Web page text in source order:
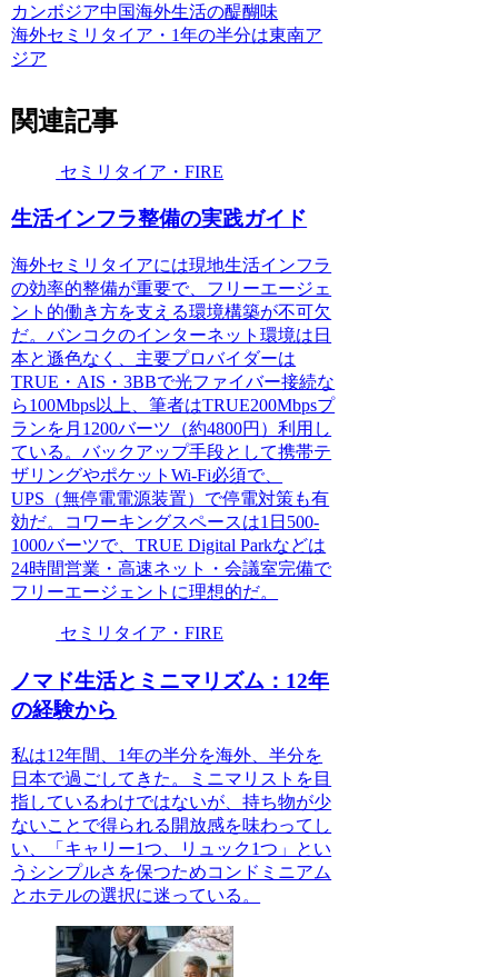
カンボジア中国海外生活の醍醐味
海外セミリタイア・1年の半分は東南ア
ジア
関連記事
セミリタイア・FIRE
生活インフラ整備の実践ガイド
海外セミリタイアには現地生活インフラ
の効率的整備が重要で、フリーエージェ
ント的働き方を支える環境構築が不可欠
だ。バンコクのインターネット環境は日
本と遜色なく、主要プロバイダーは
TRUE・AIS・3BBで光ファイバー接続な
ら100Mbps以上、筆者はTRUE200Mbpsプ
ランを月1200バーツ（約4800円）利用し
ている。バックアップ手段として携帯テ
ザリングやポケットWi-Fi必須で、
UPS（無停電電源装置）で停電対策も有
効だ。コワーキングスペースは1日500-
1000バーツで、TRUE Digital Parkなどは
24時間営業・高速ネット・会議室完備で
フリーエージェントに理想的だ。
セミリタイア・FIRE
ノマド生活とミニマリズム：12年
の経験から
私は12年間、1年の半分を海外、半分を
日本で過ごしてきた。ミニマリストを目
指しているわけではないが、持ち物が少
ないことで得られる開放感を味わってし
い、「キャリー1つ、リュック1つ」とい
うシンプルさを保つためコンドミニアム
とホテルの選択に迷っている。